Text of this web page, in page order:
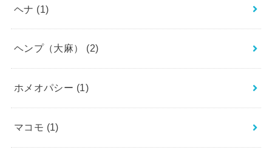
ヘナ (1)
ヘンプ（大麻） (2)
ホメオパシー (1)
マコモ (1)